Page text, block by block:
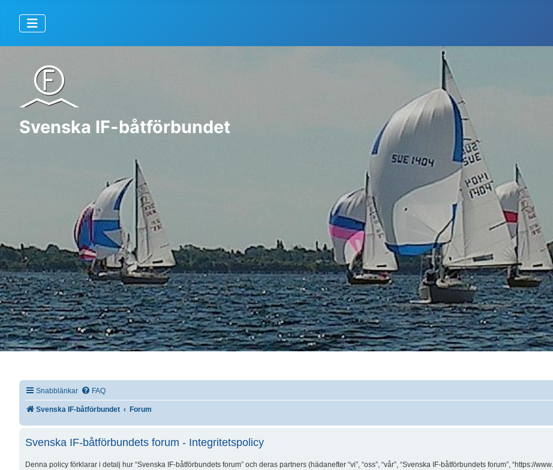
Svenska IF-båtförbundet
Snabblänkar FAQ
Svenska IF-båtförbundet Forum
Svenska IF-båtförbundets forum - Integritetspolicy
Denna policy förklarar i detalj hur “Svenska IF-båtförbundets forum” och deras partners (hädanefter “vi”, “oss”, “vår”, “Svenska IF-båtförbundets forum”, “https://